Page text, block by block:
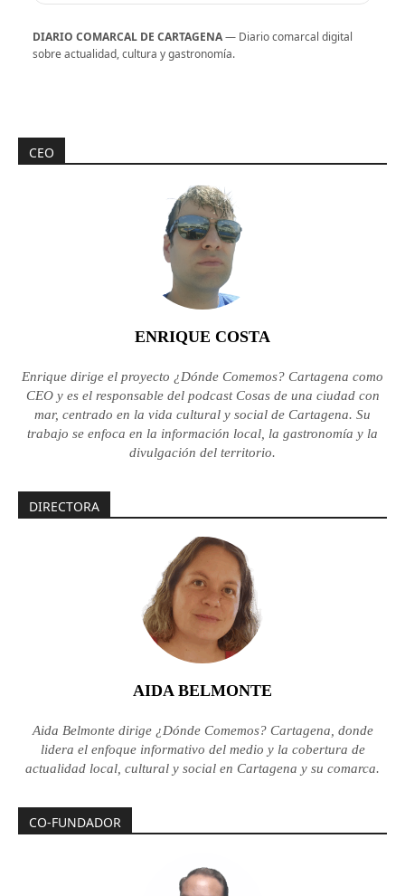
DIARIO COMARCAL DE CARTAGENA— Diario comarcal digital
sobre actualidad, cultura y gastronomía.
CEO
ENRIQUE COSTA
Enrique dirige el proyecto ¿Dónde Comemos? Cartagena como
CEO y es el responsable del podcast Cosas de una ciudad con
mar, centrado en la vida cultural y social de Cartagena. Su
trabajo se enfoca en la información local, la gastronomía y la
divulgación del territorio.
DIRECTORA
AIDA BELMONTE
Aida Belmonte dirige ¿Dónde Comemos? Cartagena, donde
lidera el enfoque informativo del medio y la cobertura de
actualidad local, cultural y social en Cartagena y su comarca.
CO-FUNDADOR